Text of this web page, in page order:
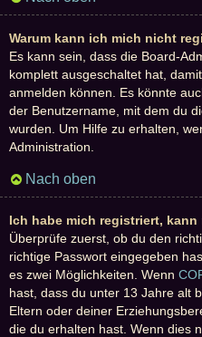
Warum kann ich mich nicht
Es kann sein, dass die Board-
komplett ausgeschaltet hat,
anmelden können. Es könnte
der Benutzername, mit dem du
wurden. Um Hilfe zu erhalten,
Administration.
Nach oben
Ich habe mich registriert,
Überprüfe zuerst, ob du den
richtige Passwort eingegeben
es zwei Möglichkeiten. Wenn
hast, dass du unter 13 Jahre alt
Eltern oder deiner
die du erhalten hast. Wenn dies